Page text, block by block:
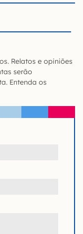
Relatos e opiniões
serão
Entenda os